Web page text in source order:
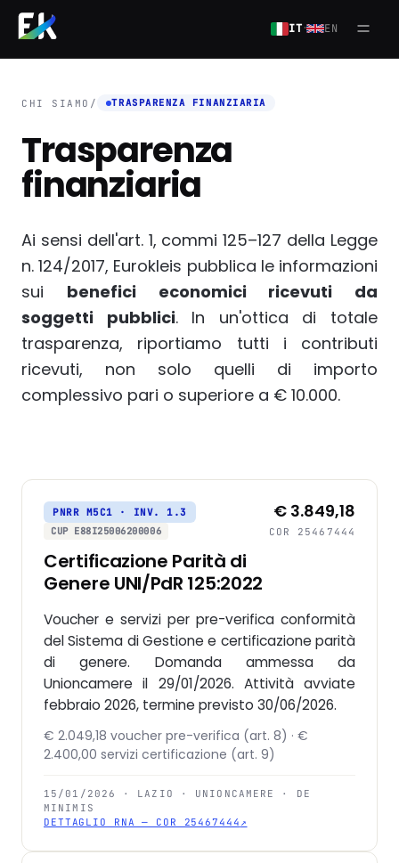
Salta al contenuto principale
IT· EN Apri
CHI SIAMO / TRASPARENZA FINANZIARIA
Trasparenza
finanziaria
Ai sensi dell'art. 1, commi 125–127 della Legge
n. 124/2017, Eurokleis pubblica le informazioni
sui benefici economici ricevuti da
soggetti pubblici. In un'ottica di totale
trasparenza, riportiamo tutti i contributi
ricevuti, non solo quelli di importo
complessivo pari o superiore a € 10.000.
PNRR M5C1 · INV. 1.3
CUP E88I25006200006
Certificazione Parità di
Genere UNI/PdR 125:2022
€ 3.849,18
COR 25467444
Voucher e servizi per pre-verifica conformità
del Sistema di Gestione e certificazione parità
di genere. Domanda ammessa da
Unioncamere il 29/01/2026. Attività avviate
febbraio 2026, termine previsto 30/06/2026.
€ 2.049,18 voucher pre-verifica (art. 8) · €
2.400,00 servizi certificazione (art. 9)
15/01/2026 · LAZIO · UNIONCAMERE · DE
MINIMIS
DETTAGLIO RNA — COR 25467444 ↗